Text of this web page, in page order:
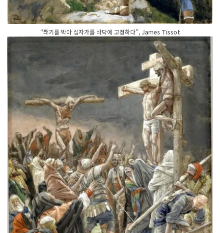
“쐐기를 박아 십자가를 바닥에 고정하다”, James Tissot